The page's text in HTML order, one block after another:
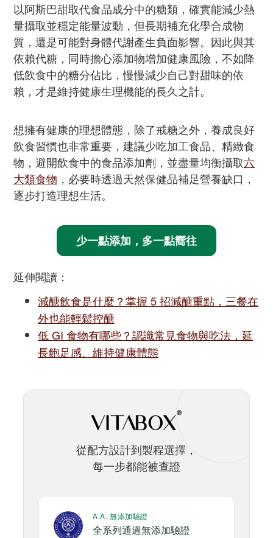
以阿斯巴甜取代食品成分中的糖類，確實能減少熱
量攝取並穩定能量波動，但長期補充化學合成物
質，還是可能對身體代謝產生負面影響。因此與其
依賴代糖，同時擔心添加物增加健康風險，不如降
低飲食中的糖分佔比，慢慢減少自己對甜味的依
賴，才是維持健康生理機能的長久之計。
想擁有健康的理想體態，除了戒糖之外，養成良好
飲食習慣也非常重要，建議少吃加工食品、精緻食
物，避開飲食中的食品添加劑，並盡量均衡攝取六
大類食物 ，必要時透過天然保健品補足營養缺口，
逐步打造理想生活。
少一點添加，多一點嚮往
延伸閱讀：
減醣飲食是什麼？掌握 5 招減醣重點，三餐在
外也能輕鬆控醣
低 GI 食物有哪些？認識常見食物與吃法，延
長飽足感、維持健康體態
從配方設計到製程選擇，
每一步都能被查證
A.A. 無添加驗證
全系列通過無添加驗證